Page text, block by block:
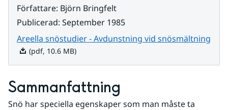
Författare: Björn Bringfelt
Publicerad: September 1985
Areella snöstudier - Avdunstning vid snösmältning
(pdf, 10.6 MB)
Sammanfattning
Snö har speciella egenskaper som man måste ta